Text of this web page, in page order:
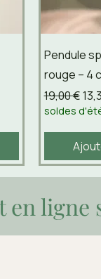
Pendule
rouge – 4
Prix original
19,00 €
soldes
en ligne